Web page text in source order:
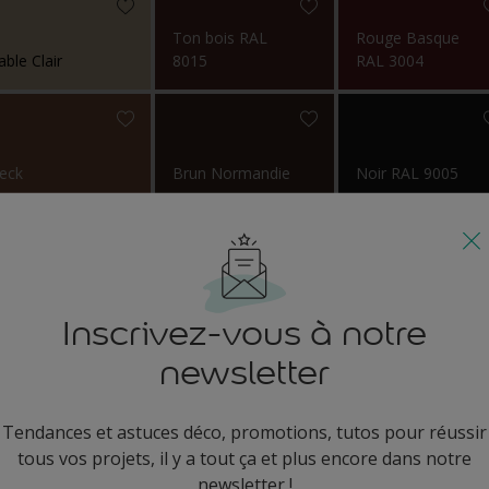
Clair
Ton bois RAL
8015
Rouge Basque
RAL 3004
Brun Normandie Noir RAL 9005
la meilleure peinture pour
Inscrivez-vous à notre
newsletter
Tendances et astuces déco, promotions, tutos pour réussir
tous vos projets, il y a tout ça et plus encore dans notre